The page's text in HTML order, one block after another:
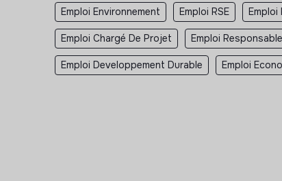
Emploi Environnement Emploi RSE Emploi
Emploi Chargé De Projet Emploi
Emploi Developpement Durable Emploi